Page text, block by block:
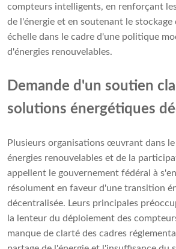
compteurs intelligents, en renforçant
de l'énergie et en soutenant le stockage
échelle dans le cadre d'une politique
d'énergies renouvelables.
Demande d'un soutien
solutions énergétiques
Plusieurs organisations œuvrant dans
énergies renouvelables et de la
appellent le gouvernement fédéral à
résolument en faveur d'une transition
décentralisée. Leurs principales
la lenteur du déploiement des
manque de clarté des cadres